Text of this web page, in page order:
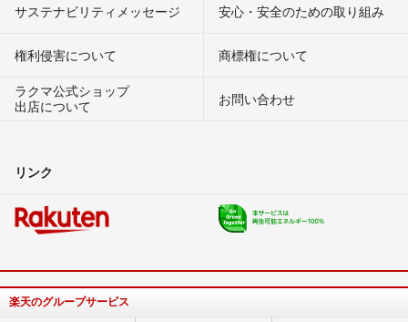
サステナビリティメッセージ 安心・安全のための取り組み
権利侵害について
商標権について
ラクマ公式ショップ
出店について
お問い合わせ
リンク
楽天のグループサービス